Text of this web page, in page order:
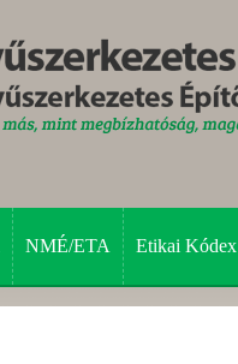
NMÉ/ETA Etikai Kódex